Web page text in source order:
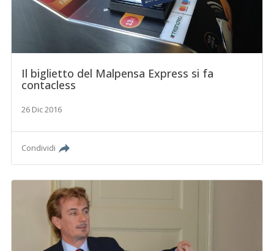
Il biglietto del Malpensa Express si fa
contacless
26 Dic 2016
Condividi